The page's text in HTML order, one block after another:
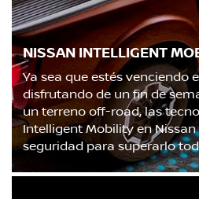
NISSAN INTELLIGENT
Ya sea que estés venciendo
disfrutando de un fin de
un terreno off-road, las
Intelligent Mobility en
seguridad para superarlo